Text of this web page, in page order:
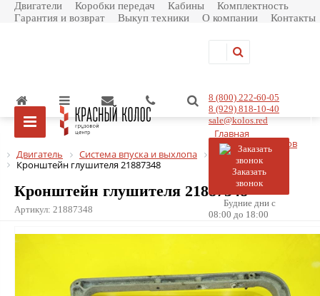
Двигатели Коробки передач Кабины
Комплектность
Гарантия и возврат
Выкуп техники О компании Контакты
8 (800) 222-60-05
8 (929) 818-10-40
sale@kolos.red
Заказать
звонок
Будние дни с
08:00 до 18:00
Главная
Каталог товаров
Двигатель
Система впуска и выхлопа
Глушитель
Кронштейн глушителя 21887348
Кронштейн глушителя 21887348
Артикул: 21887348